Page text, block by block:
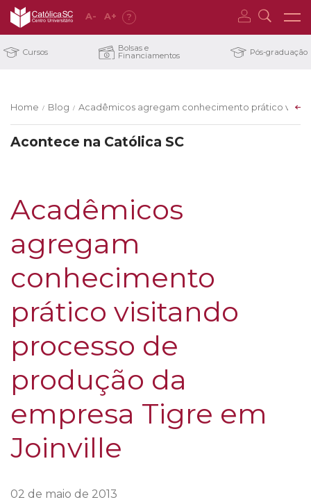
A- A+ ?
Cursos Bolsas e
Financiamentos Pós-graduação
Home / Blog / Acadêmicos agregam conhecimento prático
Acontece na Católica SC
Acadêmicos
agregam
conhecimento
prático visitando
processo de
produção da
empresa Tigre em
Joinville
02 de maio de 2013